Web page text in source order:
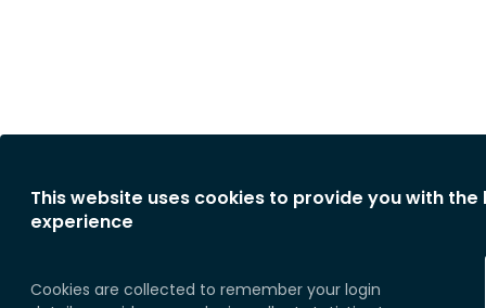
This website uses cookies to provide you with the
experience
Cookies are collected to remember your login